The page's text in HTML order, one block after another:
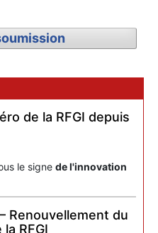
de la RFGI depuis
le signe de l'innovation
Renouvellement du
RFGI